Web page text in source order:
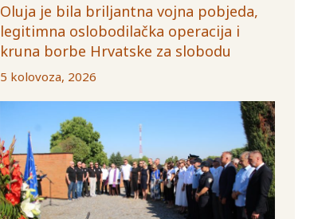
Oluja je bila briljantna vojna pobjeda,
legitimna oslobodilačka operacija i
kruna borbe Hrvatske za slobodu
5 kolovoza, 2026